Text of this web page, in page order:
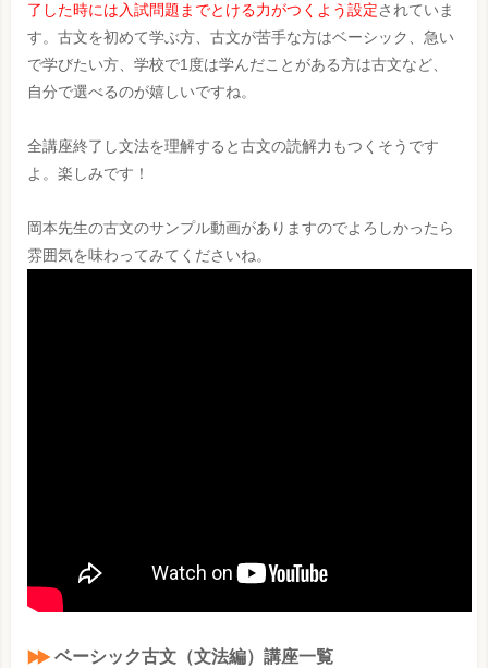
了した時には入試問題までとける力がつくよう設定されていま
す。古文を初めて学ぶ方、古文が苦手な方はベーシック、急い
で学びたい方、学校で1度は学んだことがある方は古文など、
自分で選べるのが嬉しいですね。
全講座終了し文法を理解すると古文の読解力もつくそうです
よ。楽しみです！
岡本先生の古文のサンプル動画がありますのでよろしかったら
雰囲気を味わってみてくださいね。
ベーシック古文（文法編）講座一覧